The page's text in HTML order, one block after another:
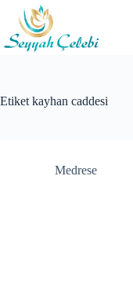
content
Etiket kayhan caddesi
Medrese